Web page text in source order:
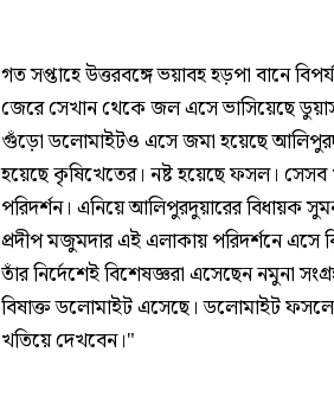
গত সপ্তাহে উত্তরবঙ্গে ভয়াবহ হড়পা বানে
জেরে সেখান থেকে জল এসে ভাসিয়েছে
গুঁড়ো ডলোমাইটও এসে জমা হয়েছে
হয়েছে কৃষিখেতের। নষ্ট হয়েছে ফসল।
পরিদর্শন। এনিয়ে আলিপুরদুয়ারের বিধায়ক
প্রদীপ মজুমদার এই এলাকায় পরিদর্শনে এসে
তাঁর নির্দেশেই বিশেষজ্ঞরা এসেছেন নমুনা
বিষাক্ত ডলোমাইট এসেছে। ডলোমাইট
খতিয়ে দেখবেন।"